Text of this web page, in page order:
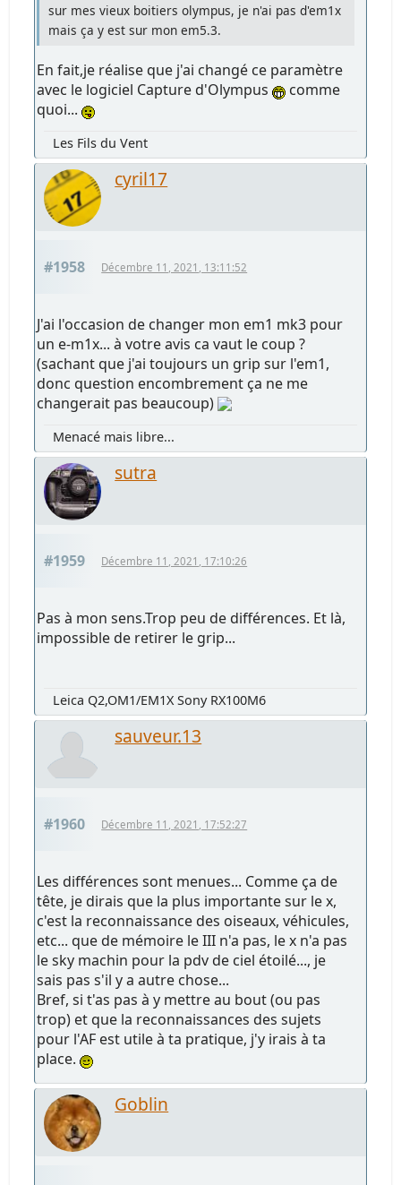
sur mes vieux boitiers olympus, je n'ai pas d'em1x
mais ça y est sur mon em5.3.
En fait,je réalise que j'ai changé ce paramètre
avec le logiciel Capture d'Olympus
comme
quoi...
Les Fils du Vent
cyril17
#1958 Décembre 11, 2021, 13:11:52
J'ai l'occasion de changer mon em1 mk3 pour
un e-m1x... à votre avis ca vaut le coup ?
(sachant que j'ai toujours un grip sur l'em1,
donc question encombrement ça ne me
changerait pas beaucoup)
Menacé mais libre...
sutra
#1959 Décembre 11, 2021, 17:10:26
Pas à mon sens.Trop peu de différences. Et là,
impossible de retirer le grip...
Leica Q2,OM1/EM1X Sony RX100M6
sauveur.13
#1960 Décembre 11, 2021, 17:52:27
Les différences sont menues... Comme ça de
tête, je dirais que la plus importante sur le x,
c'est la reconnaissance des oiseaux, véhicules,
etc... que de mémoire le III n'a pas, le x n'a pas
le sky machin pour la pdv de ciel étoilé..., je
sais pas s'il y a autre chose...
Bref, si t'as pas à y mettre au bout (ou pas
trop) et que la reconnaissances des sujets
pour l'AF est utile à ta pratique, j'y irais à ta
place.
Goblin